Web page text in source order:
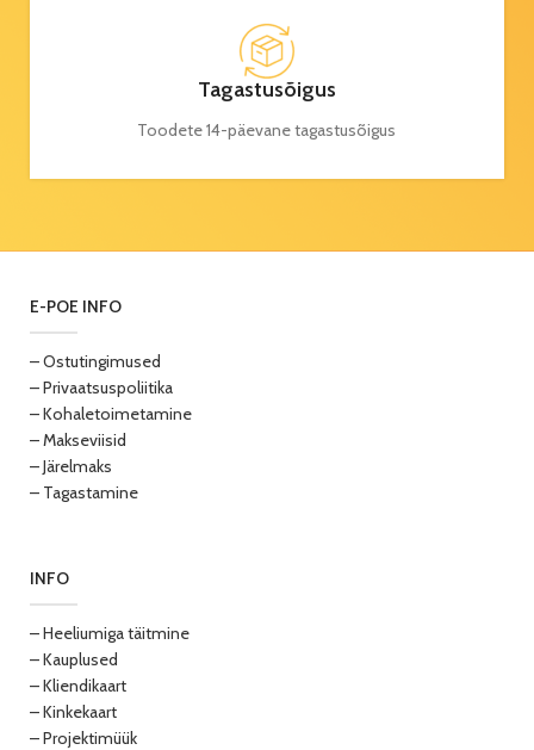
Tagastusõigus
Toodete 14-päevane tagastusõigus
E-POE INFO
– Ostutingimused
– Privaatsuspoliitika
– Kohaletoimetamine
– Makseviisid
– Järelmaks
– Tagastamine
INFO
– Heeliumiga täitmine
– Kauplused
– Kliendikaart
– Kinkekaart
– Projektimüük